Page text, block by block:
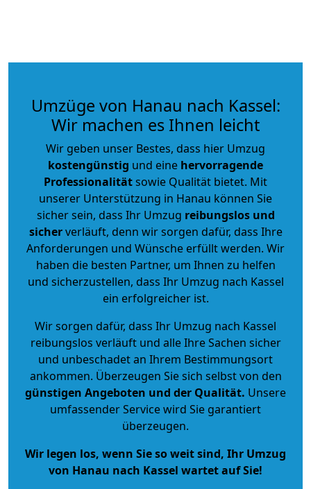
Umzüge von Hanau nach Kassel:
Wir machen es Ihnen leicht
Wir geben unser Bestes, dass hier Umzug
kostengünstig und eine hervorragende
Professionalitätsowie Qualität bietet. Mit
unserer Unterstützung in Hanau können Sie
sicher sein, dass Ihr Umzug reibungslos und
sicherverläuft, denn wir sorgen dafür, dass Ihre
Anforderungen und Wünsche erfüllt werden. Wir
haben die besten Partner, um Ihnen zu helfen
und sicherzustellen, dass Ihr Umzug nach Kassel
ein erfolgreicher ist.
Wir sorgen dafür, dass Ihr Umzug nach Kassel
reibungslos verläuft und alle Ihre Sachen sicher
und unbeschadet an Ihrem Bestimmungsort
ankommen. Überzeugen Sie sich selbst von den
günstigen Angeboten und der Qualität. Unsere
umfassender Service wird Sie garantiert
überzeugen.
Wir legen los, wenn Sie so weit sind, Ihr Umzug
von Hanau nach Kassel wartet auf Sie!